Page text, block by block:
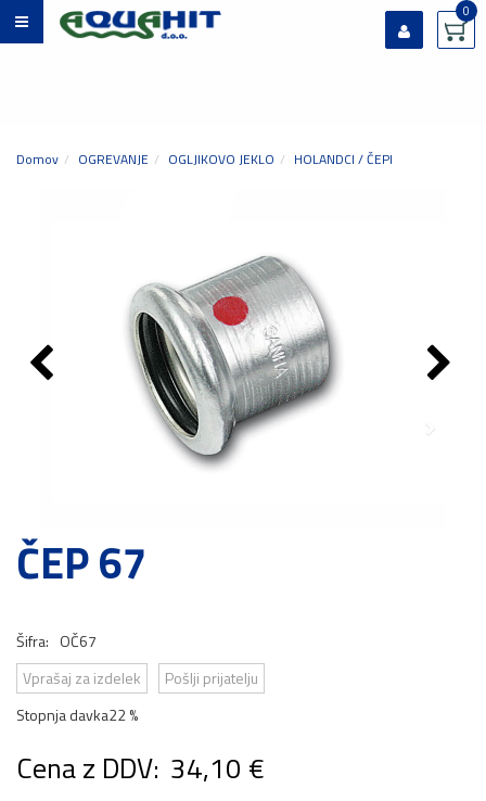
0
Domov OGREVANJE OGLJIKOVO JEKLO HOLANDCI / ČEPI
ČEP 67
Šifra: OČ67
Vprašaj za izdelek
Pošlji prijatelju
Stopnja davka22 %
Cena z DDV: 34,10 €